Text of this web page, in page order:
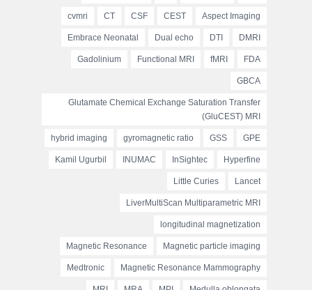
Aspect Imaging
CEST
CSF
CT
cvmri
DMRI
DTI
Dual echo
Embrace Neonatal
FDA
fMRI
Functional MRI
Gadolinium
GBCA
Glutamate Chemical Exchange Saturation Transfer
(GluCEST) MRI
GPE
GSS
gyromagnetic ratio
hybrid imaging
Hyperfine
InSightec
INUMAC
Kamil Ugurbil
Lancet
Little Curies
LiverMultiScan Multiparametric MRI
longitudinal magnetization
Magnetic particle imaging
Magnetic Resonance
Magnetic Resonance Mammography
Medtronic